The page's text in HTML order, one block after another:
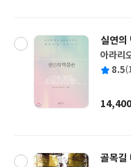
실연의
글
쓴
아라리
출
사
평 8.5
가
14,400
골목길